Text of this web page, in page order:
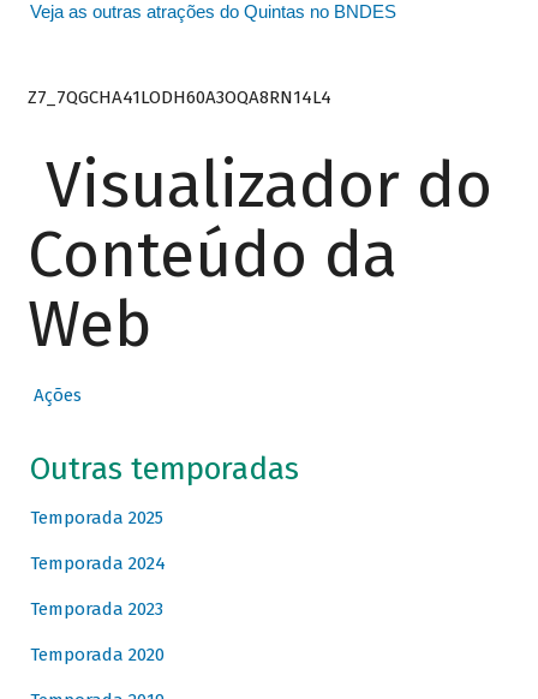
Veja as outras atrações do Quintas no BNDES
Z7_7QGCHA41LODH60A3OQA8RN14L4
Visualizador do
Conteúdo da
Web
Ações
Outras temporadas
Temporada 2025
Temporada 2024
Temporada 2023
Temporada 2020